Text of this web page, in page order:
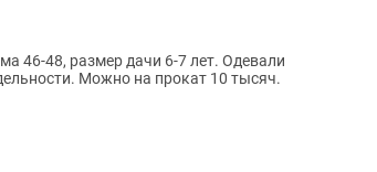
46-48, размер дачи 6-7 лет. Одевали
Можно на прокат 10 тысяч.